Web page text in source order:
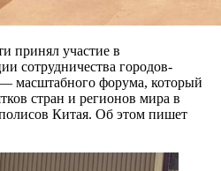
принял участие в
сотрудничества городов-
масштабного форума, который
стран и регионов мира в
Китая. Об этом пишет